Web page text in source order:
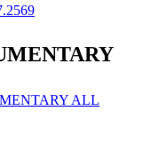
ALL